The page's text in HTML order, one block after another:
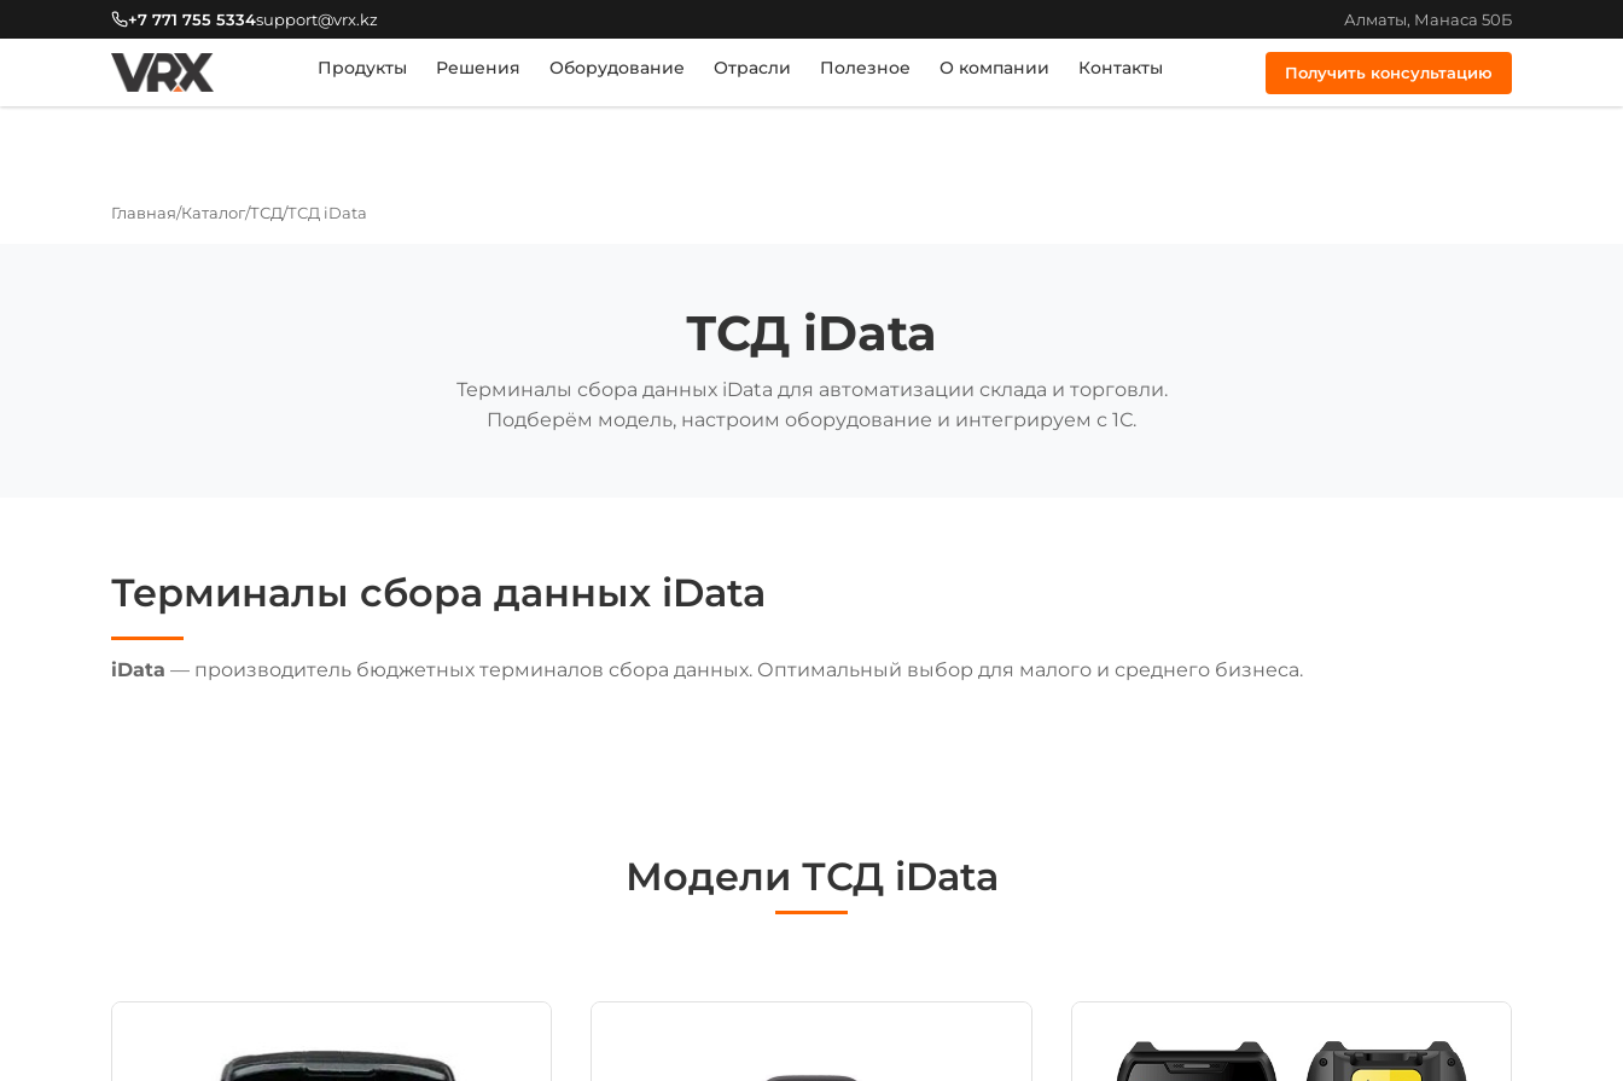
+7 771 755 5334support@vrx.kz Алматы, Манаса 50Б
Продукты Решения Оборудование Отрасли Полезное О компании Контакты Получить консультацию
Главная Каталог ТСД ТСД iData
ТСД iData
Терминалы сбора данных iData для автоматизации склада и торговли.
Подберём модель, настроим оборудование и интегрируем с 1С.
Терминалы сбора данных iData
iData — производитель бюджетных терминалов сбора данных. Оптимальный выбор для малого и среднего бизнеса.
Модели ТСД iData